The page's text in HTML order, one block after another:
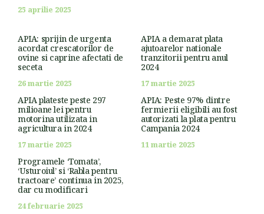
25 aprilie 2025
APIA: sprijin de urgenta
acordat crescatorilor de
ovine si caprine afectati de
seceta
26 martie 2025
APIA a demarat plata
ajutoarelor nationale
tranzitorii pentru anul
2024
17 martie 2025
APIA plateste peste 297
milioane lei pentru
motorina utilizata in
agricultura in 2024
17 martie 2025
APIA: Peste 97% dintre
fermierii eligibili au fost
autorizati la plata pentru
Campania 2024
11 martie 2025
Programele ‘Tomata’,
‘Usturoiul’ si ‘Rabla pentru
tractoare’ continua in 2025,
dar cu modificari
24 februarie 2025